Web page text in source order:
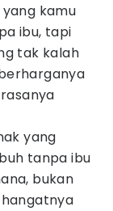
kamu
ibu, tapi
tak kalah
yang
tanpa ibu
bukan